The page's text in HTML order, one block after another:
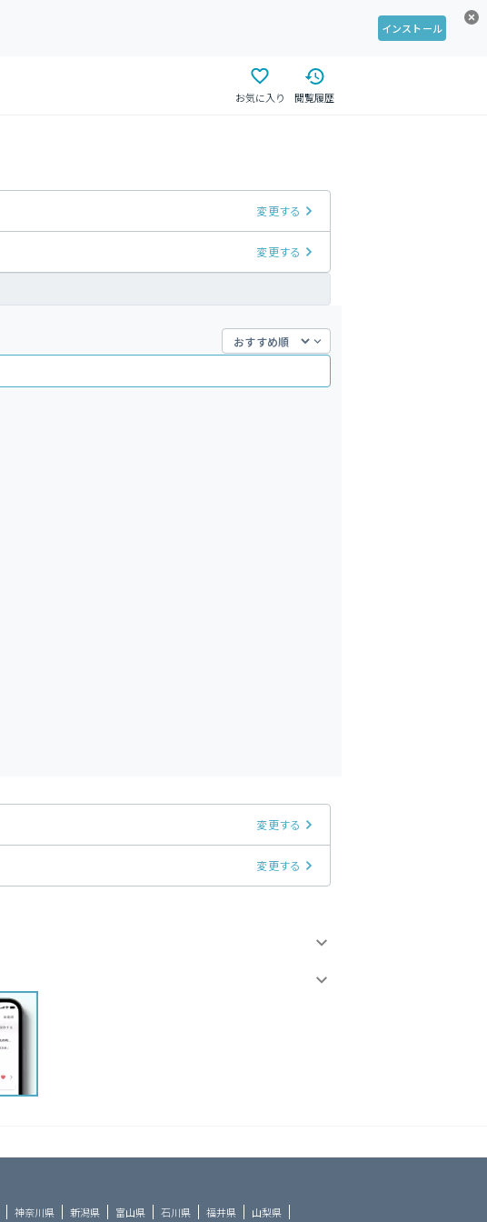
インストール
お気に入り 閲覧履歴
変更する
変更する
変更する
変更する
神奈川県 新潟県 富山県 石川県 福井県 山梨県